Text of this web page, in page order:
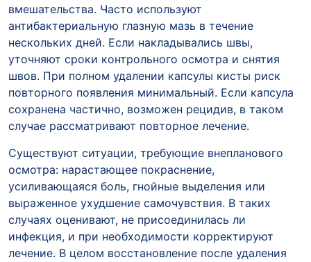
вмешательства. Часто используют
антибактериальную глазную мазь в течение
нескольких дней. Если накладывались швы,
уточняют сроки контрольного осмотра и снятия
швов. При полном удалении капсулы кисты риск
повторного появления минимальный. Если капсула
сохранена частично, возможен рецидив, в таком
случае рассматривают повторное лечение.
Существуют ситуации, требующие внепланового
осмотра: нарастающее покраснение,
усиливающаяся боль, гнойные выделения или
выраженное ухудшение самочувствия. В таких
случаях оценивают, не присоединилась ли
инфекция, и при необходимости корректируют
лечение. В целом восстановление после удаления